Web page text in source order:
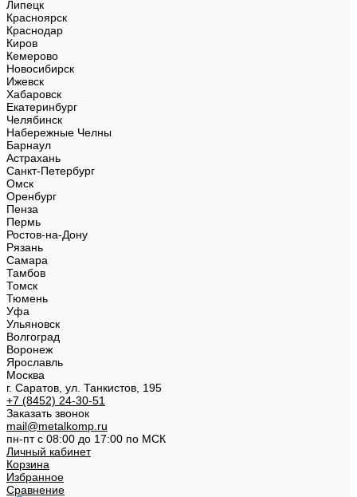
Липецк
Красноярск
Краснодар
Киров
Кемерово
Новосибирск
Ижевск
Хабаровск
Екатеринбург
Челябинск
Набережные Челны
Барнаул
Астрахань
Санкт-Петербург
Омск
Оренбург
Пенза
Пермь
Ростов-на-Дону
Рязань
Самара
Тамбов
Томск
Тюмень
Уфа
Ульяновск
Волгоград
Воронеж
Ярославль
Москва
г. Саратов, ул. Танкистов, 195
+7 (8452) 24-30-51
Заказать звонок
mail@metalkomp.ru
пн-пт с 08:00 до 17:00 по МСК
Личный кабинет
Корзина
Избранное
Сравнение